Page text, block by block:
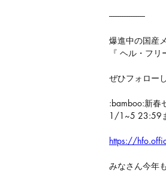
--------------------
爆進中の国産
『 ヘル・フリ
ぜひフォロー
:bamboo:新春
1/1~5 23:59
https://
みなさん今年